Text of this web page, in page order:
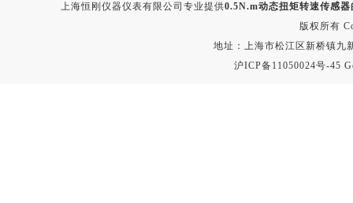
上海恒刚仪器仪表有限公司专业提供0.5N.m动态扭矩转速传感器
版权所有
地址：上海市松江区新桥镇九
沪ICP备11050024号-45